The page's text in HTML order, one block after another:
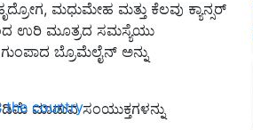
the country
ಮಧುಮೇಹ ಮತ್ತು ಕೆಲವು ಕ್ಯಾನ್ಸರ್
ಉರಿ ಮೂತ್ರದ ಸಮಸ್ಯೆಯು
ಬ್ರೊಮೆಲೈನ್ ಅನ್ನು
ಮಾಡುವ ಸಂಯುಕ್ತಗಳನ್ನು